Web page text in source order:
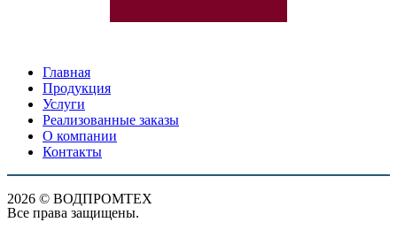
Главная
Продукция
Услуги
Реализованные заказы
О компании
Контакты
2026 © ВОДПРОМТЕХ
Все права защищены.